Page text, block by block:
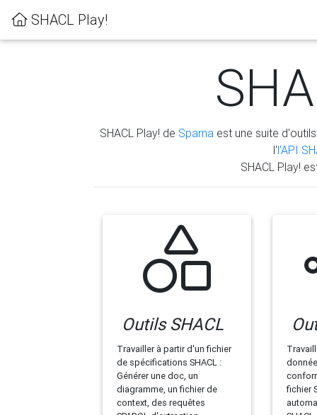
SHACL Play!
SHACL Play! de Sparna est une suite
l'l'API
SHACL Play!
Outils SHACL
Travailler à partir d'un fichier
de spécifications SHACL :
Générer une doc, un
diagramme, un fichier de
context, des requêtes
fichier